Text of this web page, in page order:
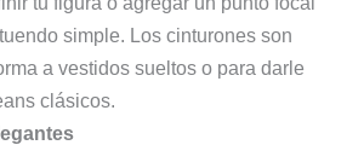
simple. Los cinturones son
a vestidos sueltos o para darle
clásicos.